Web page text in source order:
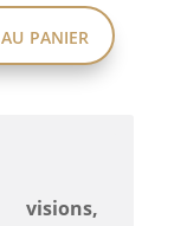
panier